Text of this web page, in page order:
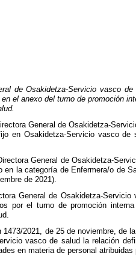
de Osakidetza-Servicio vasco
el anexo del turno de promoción
General de Osakidetza-
en Osakidetza-Servicio vasco
General de Osakidetza-
la categoría de Enfermera/o de
de 2021).
General de Osakidetza-
por el turno de promoción
2021, de 25 de noviembre, de
vasco de salud la relación
en materia de personal